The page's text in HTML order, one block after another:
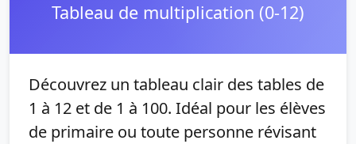
Tableau de multiplication (0-12)
Découvrez un tableau clair des tables de
1 à 12 et de 1 à 100. Idéal pour les élèves
de primaire ou toute personne révisant